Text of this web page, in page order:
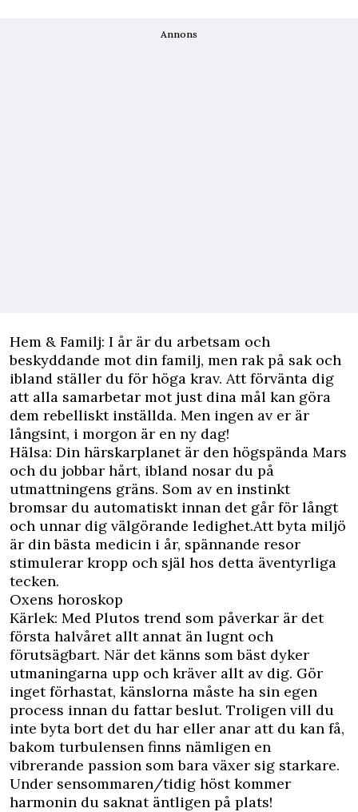
Annons
Hem & Familj: I år är du arbetsam och
beskyddande mot din familj, men rak på sak och
ibland ställer du för höga krav. Att förvänta dig
att alla samarbetar mot just dina mål kan göra
dem rebelliskt inställda. Men ingen av er är
långsint, i morgon är en ny dag!
Hälsa: Din härskarplanet är den högspända Mars
och du jobbar hårt, ibland nosar du på
utmattningens gräns. Som av en instinkt
bromsar du automatiskt innan det går för långt
och unnar dig välgörande ledighet.Att byta miljö
är din bästa medicin i år, spännande resor
stimulerar kropp och själ hos detta äventyrliga
tecken.
Oxens horoskop
Kärlek: Med Plutos trend som påverkar är det
första halvåret allt annat än lugnt och
förutsägbart. När det känns som bäst dyker
utmaningarna upp och kräver allt av dig. Gör
inget förhastat, känslorna måste ha sin egen
process innan du fattar beslut. Troligen vill du
inte byta bort det du har eller anar att du kan få,
bakom turbulensen finns nämligen en
vibrerande passion som bara växer sig starkare.
Under sensommaren/tidig höst kommer
harmonin du saknat äntligen på plats!